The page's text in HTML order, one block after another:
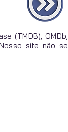
(TMDB), OMDb,
site não se